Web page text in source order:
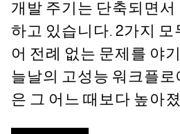
개발 주기는 단축되면서
하고 있습니다. 2가지 모
어 전례 없는 문제를 야
늘날의 고성능 워크플
은 그 어느 때보다 높아